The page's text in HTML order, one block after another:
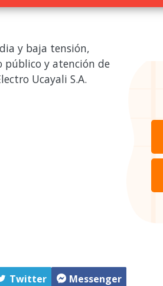
y baja tensión,
y atención de
Ucayali S.A.
Twitter Messenger